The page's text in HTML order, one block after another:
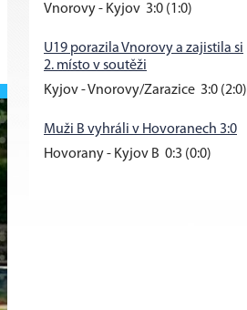
Vnorovy - Kyjov 3:0 (1:0)
U19 porazila Vnorovy a zajistila si
2. místo v soutěži
Kyjov - Vnorovy/Zarazice 3:0 (2:0)
Muži B vyhráli v Hovoranech 3:0
Hovorany - Kyjov B 0:3 (0:0)